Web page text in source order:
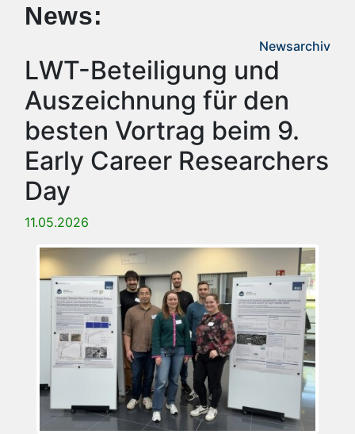
News:
Newsarchiv
LWT-Beteiligung und
Auszeichnung für den
besten Vortrag beim 9.
Early Career Researchers
Day
11.05.2026